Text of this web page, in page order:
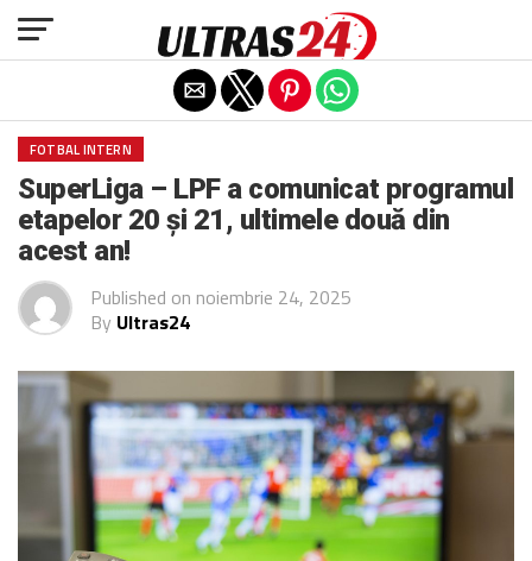
FOTBAL INTERN
SuperLiga – LPF a comunicat programul
etapelor 20 și 21, ultimele două din
acest an!
Published on noiembrie 24, 2025
By Ultras24
Exit mobile version